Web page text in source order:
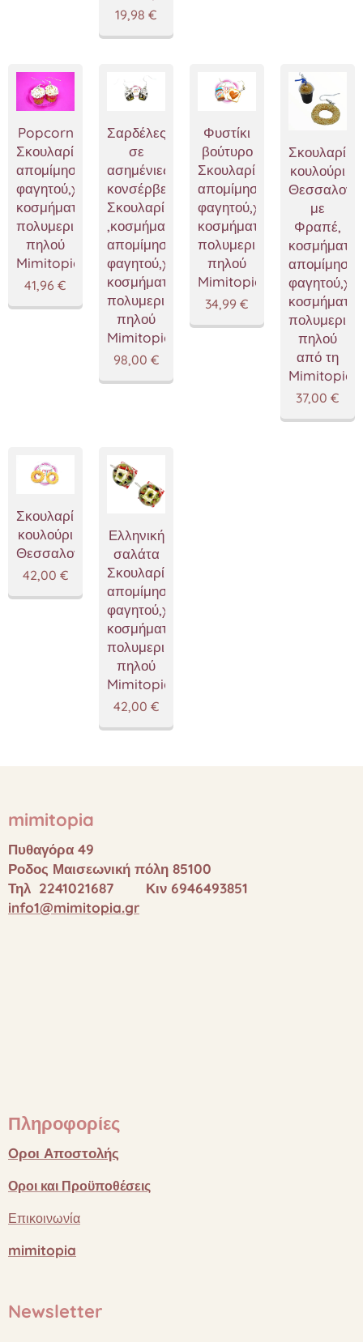
19,98 €
Popcorn
Σκουλαρίκια,κοσμήματα
απομίμησης
φαγητού,χειροποίητα
κοσμήματα
πολυμερικού
πηλού
Mimitopia
41,96 €
Σαρδέλες
σε
ασημένιες
κονσέρβες
Σκουλαρίκια
,κοσμήματα
απομίμησης
φαγητού,χειροποίητα
κοσμήματα
πολυμερικού
πηλού
Mimitopia
98,00 €
Φυστίκι
βούτυρο
Σκουλαρίκια,κοσμήματα
απομίμησης
φαγητού,χειροποίητα
κοσμήματα
πολυμερικού
πηλού
Mimitopia
34,99 €
κουλούρι
με
Φραπέ,
κοσμήματα
απομίμησης
κοσμήματα
πηλού
από τη
Mimitopia
37,00 €
Σκουλαρίκια
κουλούρι
Θεσσαλονίκης
42,00 €
Ελληνική
σαλάτα
Σκουλαρίκια,κοσμήματα
απομίμησης
φαγητού,χειροποίητα
κοσμήματα
πολυμερικού
πηλού
Mimitopia
42,00 €
mimitopia
Πυθαγόρα 49
Ροδος Μαισεωνική πόλη 85100
Τηλ 2241021687 Κιν 6946493851
info1@mimitopia.gr
Πληροφορίες
Oροι Αποστολής
Οροι και Προϋποθέσεις
Επικοινωνία
mimitopia
Newsletter